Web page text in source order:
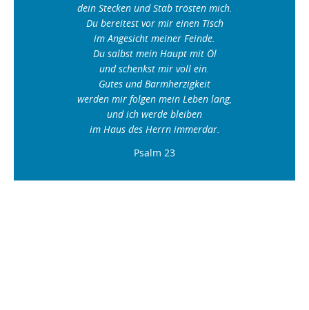
dein Stecken und Stab trösten mich.
Du bereitest vor mir einen Tisch
im Angesicht meiner Feinde.
Du salbst mein Haupt mit Öl
und schenkst mir voll ein.
Gutes und Barmherzigkeit
werden mir folgen mein Leben lang,
und ich werde bleiben
im Haus des Herrn immerdar.
Psalm 23